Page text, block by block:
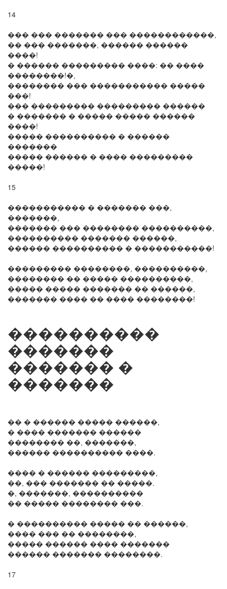
14
��� ��� ������� ��� ������������,
�� ��� �������, ������ ������
����!
� ������ ��������� ����: �� ����
��������!�,
�������� ��� ����������� �����
���!
��� ��������� ��������� ������
� ������� � ����� ����� ������
����!
����� ���������� � ������
�������
����� ������ � ���� ���������
�����!
15
����������� � ������� ���,
�������,
������� ��� �������� ����������,
���������� ������� ������,
������ ���������� � �����������!
��������� ��������, ����������,
�������� �� ����� ����������,
����� ����� ������� �� ������,
������� ���� �� ���� ��������!
����������
�������
������� �
�������
�� � ������ ����� ������,
� ���� ������� ������
�������� ��, �������,
������ ���������� ����.
���� � ������ ���������,
��, ��� ������� �� �����.
�, �������, ����������
�� ����� �������� ���.
� ���������� ����� �� ������,
���� ��� �� ��������,
����� ������ ���� �������
������ ������� ��������.
17